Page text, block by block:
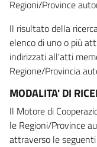
Regioni/Province
Il risultato della
elenco di uno o più
indirizzati all'atti
Regione/Provincia
MODALITA' DI
Il Motore di
le Regioni/Province
attraverso le